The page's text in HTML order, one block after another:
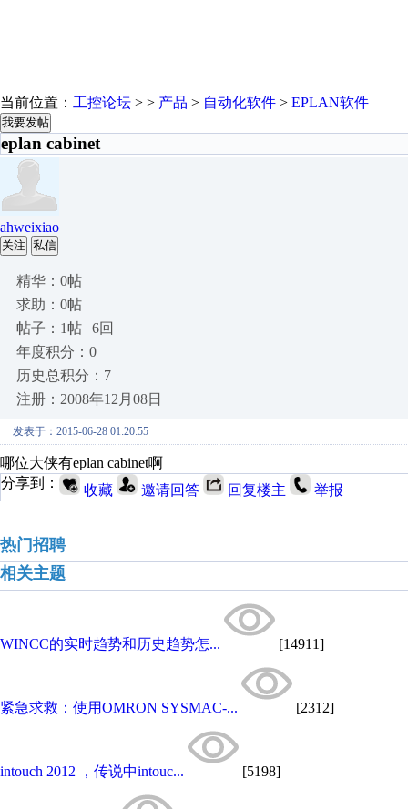
当前位置： 工控论坛 > > 产品 > 自动化软件 > EPLAN软件
我要发帖
eplan cabinet
ahweixiao
关注 私信
精华：0帖
求助：0帖
帖子：1帖 | 6回
年度积分：0
历史总积分：7
注册：2008年12月08日
发表于：2015-06-28 01:20:55
哪位大侠有eplan cabinet啊
分享到：
收藏 邀请回答 回复楼主 举报
热门招聘
相关主题
WINCC的实时趋势和历史趋势怎... [14911]
紧急求救：使用OMRON SYSMAC-... [2312]
intouch 2012 ，传说中intouc... [5198]